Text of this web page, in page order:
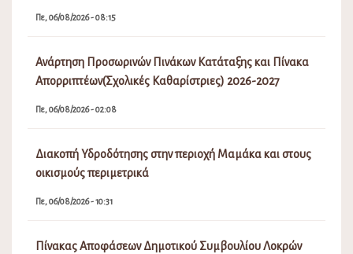
Πε, 06/08/2026 - 08:15
Ανάρτηση Προσωρινών Πινάκων Κατάταξης και Πίνακα
Απορριπτέων(Σχολικές Καθαρίστριες) 2026-2027
Πε, 06/08/2026 - 02:08
Διακοπή Υδροδότησης στην περιοχή Μαμάκα και στους
οικισμούς περιμετρικά
Πε, 06/08/2026 - 10:31
Πίνακας Αποφάσεων Δημοτικού Συμβουλίου Λοκρών